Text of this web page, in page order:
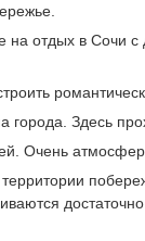
отдых в Сочи с
города. Здесь
Очень